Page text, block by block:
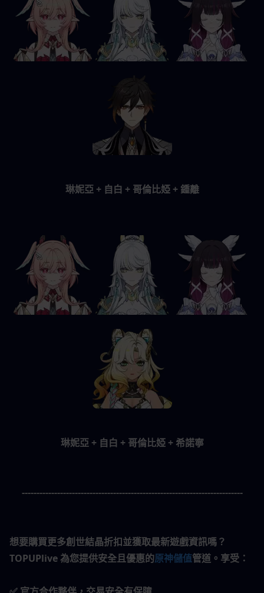
琳妮亞 + 自白 + 哥倫比婭 + 鍾離
琳妮亞 + 自白 + 哥倫比婭 + 希諾寧
---------------------------------------------------------------------------
想要購買更多創世結晶折扣並獲取最新遊戲資訊嗎？
TOPUPlive 為您提供安全且優惠的原神儲值管道。享受：